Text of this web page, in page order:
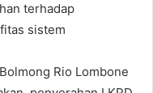
terhadap
sistem
Rio Lombone